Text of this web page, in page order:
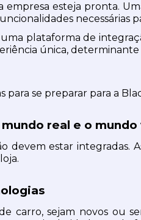
empresa esteja pronta.
necessárias
plataforma de
única,
para se preparar para a
real e o
devem estar
carro, sejam novos ou